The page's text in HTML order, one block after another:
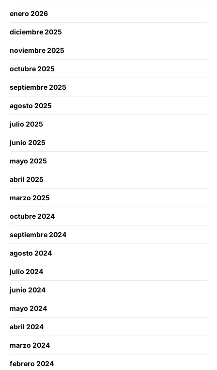
enero 2026
diciembre 2025
noviembre 2025
octubre 2025
septiembre 2025
agosto 2025
julio 2025
junio 2025
mayo 2025
abril 2025
marzo 2025
octubre 2024
septiembre 2024
agosto 2024
julio 2024
junio 2024
mayo 2024
abril 2024
marzo 2024
febrero 2024